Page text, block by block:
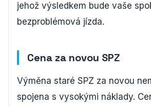
jehož výsledkem bude vaše
bezproblémová jízda.
Cena za novou SPZ
Výměna staré SPZ za novou
spojena s vysokými náklady.